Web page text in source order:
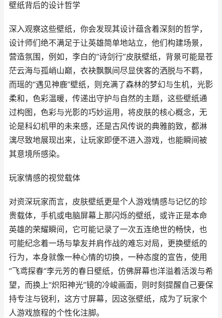
壁纸背后的设计哲学
深入观察这些壁纸，你会发现其设计蕴含着深刻的哲学，
设计师们绝不满足于让英雄简单地站立，他们构建场景，
营造氛围，例如，李白的“诗剑行”皮肤壁纸，背景可能是苍
茫云海与孤峭山巅，衣袂飘飘间尽显侠客的洒脱与不羁，
而瑶的“遇见神鹿”壁纸，则充满了森林的梦幻与生机，光影
柔和，色彩温暖，传递出守护与自然的主题，这些壁纸通
过构图，色彩与光影的巧妙运用，将皮肤的核心概念，无
论是科幻机甲的未来感，还是古风传说的典雅韵致，都淋
漓尽致地展现出来，让玩家即便不进入游戏，也能瞬间被
其意境所感染。
玩家情感的视觉载体
对资深玩家而言，皮肤壁纸更是个人游戏情感与记忆的珍
贵载体，手机或电脑屏幕上那闪烁的壁纸，或许正是本命
英雄的荣耀瞬间，它可能记录了一次五连绝世的畅快，也
可能纪念着一场与挚友并肩作战的难忘对局，更换壁纸的
行为，本身就像一种心情的切换，一种态度的宣告，使用
“飞鸢探春”李元芳的春日壁纸，仿佛屏幕也洋溢着活泼与希
望，而换上“炽阳神光”镜的冷峻画面，则时刻提醒自己要保
持专注与锐利，这方寸屏幕，因这张壁纸，成为了玩家个
人游戏旅程的个性化注脚。